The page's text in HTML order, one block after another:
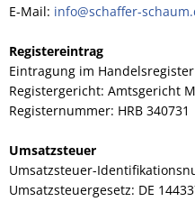
E-Mail: info@schaffer-
Registereintrag
Eintragung im Handelsregister
Registergericht: Amtsgericht
Registernummer: HRB 340731
Umsatzsteuer
Umsatzsteuer-
Umsatzsteuergesetz: DE